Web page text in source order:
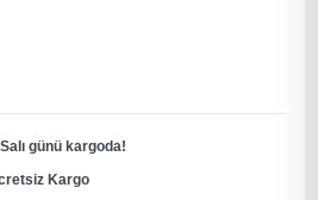
günü kargoda!
Kargo